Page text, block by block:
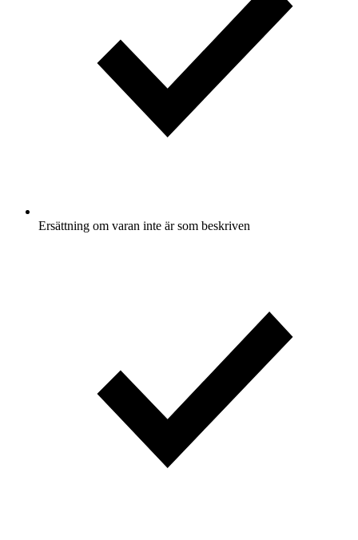
Ersättning om varan inte är som beskriven